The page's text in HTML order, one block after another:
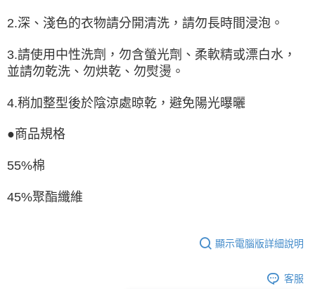
2.深、淺色的衣物請分開清洗，請勿長時間浸泡。
3.請使用中性洗劑，勿含螢光劑、柔軟精或漂白水，
並請勿乾洗、勿烘乾、勿熨燙。
4.稍加整型後於陰涼處晾乾，避免陽光曝曬
●商品規格
55%棉
45%聚酯纖維
顯示電腦版詳細說明
客服